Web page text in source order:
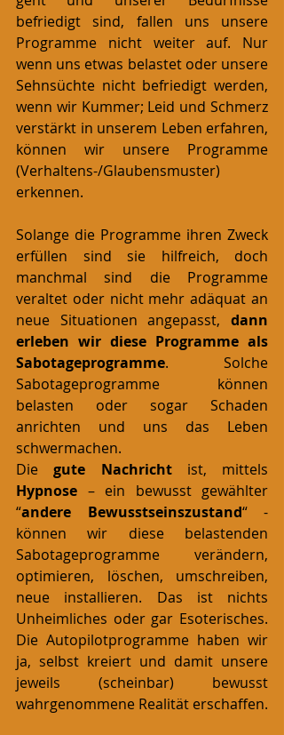
befriedigt sind, fallen uns unsere
Programme nicht weiter auf. Nur
wenn uns etwas belastet oder unsere
Sehnsüchte nicht befriedigt werden,
wenn wir Kummer; Leid und Schmerz
verstärkt in unserem Leben erfahren,
können wir unsere Programme
(Verhaltens-/Glaubensmuster)
erkennen.
Solange die Programme ihren Zweck
erfüllen sind sie hilfreich, doch
manchmal sind die Programme
veraltet oder nicht mehr adäquat an
neue Situationen angepasst, dann
erleben wir diese Programme als
Sabotageprogramme. Solche
Sabotageprogramme können
belasten oder sogar Schaden
anrichten und uns das Leben
schwermachen.
Die gute Nachricht
Hypnose – ein bewusst gewählter
“andere Bewusstseinszustand“ -
können wir diese belastenden
Sabotageprogramme verändern,
optimieren, löschen, umschreiben,
neue installieren. Das ist nichts
Unheimliches oder gar Esoterisches.
Die Autopilotprogramme haben wir
ja, selbst kreiert und damit unsere
jeweils (scheinbar) bewusst
wahrgenommene Realität erschaffen.